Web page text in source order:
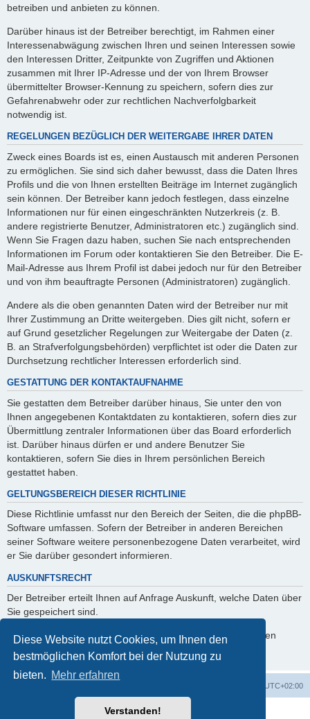
Diese Website nutzt Cookies, um Ihnen den
bestmöglichen Komfort bei der Nutzung zu
bieten. Mehr erfahren
Verstanden!
betreiben und anbieten zu können.
Darüber hinaus ist der Betreiber berechtigt, im Rahmen einer
Interessenabwägung zwischen Ihren und seinen Interessen sowie
den Interessen Dritter, Zeitpunkte von Zugriffen und Aktionen
zusammen mit Ihrer IP-Adresse und der von Ihrem Browser
übermittelter Browser-Kennung zu speichern, sofern dies zur
Gefahrenabwehr oder zur rechtlichen Nachverfolgbarkeit
notwendig ist.
REGELUNGEN BEZÜGLICH DER WEITERGABE IHRER DATEN
Zweck eines Boards ist es, einen Austausch mit anderen Personen
zu ermöglichen. Sie sind sich daher bewusst, dass die Daten Ihres
Profils und die von Ihnen erstellten Beiträge im Internet zugänglich
sein können. Der Betreiber kann jedoch festlegen, dass einzelne
Informationen nur für einen eingeschränkten Nutzerkreis (z. B.
andere registrierte Benutzer, Administratoren etc.) zugänglich sind.
Wenn Sie Fragen dazu haben, suchen Sie nach entsprechenden
Informationen im Forum oder kontaktieren Sie den Betreiber. Die E-
Mail-Adresse aus Ihrem Profil ist dabei jedoch nur für den Betreiber
und von ihm beauftragte Personen (Administratoren) zugänglich.
Andere als die oben genannten Daten wird der Betreiber nur mit
Ihrer Zustimmung an Dritte weitergeben. Dies gilt nicht, sofern er
auf Grund gesetzlicher Regelungen zur Weitergabe der Daten (z.
B. an Strafverfolgungsbehörden) verpflichtet ist oder die Daten zur
Durchsetzung rechtlicher Interessen erforderlich sind.
GESTATTUNG DER KONTAKTAUFNAHME
Sie gestatten dem Betreiber darüber hinaus, Sie unter den von
Ihnen angegebenen Kontaktdaten zu kontaktieren, sofern dies zur
Übermittlung zentraler Informationen über das Board erforderlich
ist. Darüber hinaus dürfen er und andere Benutzer Sie
kontaktieren, sofern Sie dies in Ihrem persönlichen Bereich
gestattet haben.
GELTUNGSBEREICH DIESER RICHTLINIE
Diese Richtlinie umfasst nur den Bereich der Seiten, die die phpBB-
Software umfassen. Sofern der Betreiber in anderen Bereichen
seiner Software weitere personenbezogene Daten verarbeitet, wird
er Sie darüber gesondert informieren.
AUSKUNFTSRECHT
Der Betreiber erteilt Ihnen auf Anfrage Auskunft, welche Daten über
Sie gespeichert sind.
Sie können jederzeit die Löschung bzw. Sperrung Ihrer Daten
verlangen. Kontaktieren Sie hierzu bitte den Betreiber.
UTC+02:00
Powered byphpBB® Forum Software © phpBB Limited